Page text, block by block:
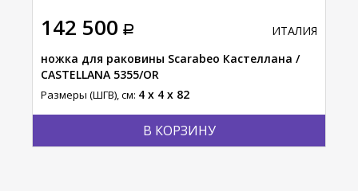
142 500
В КОРЗИНУ
ИТАЛИЯ
ножка для раковины Scarabeo Кастеллана /
CASTELLANA 5355/OR
Размеры (ШГВ), см: 4 x 4 x 82